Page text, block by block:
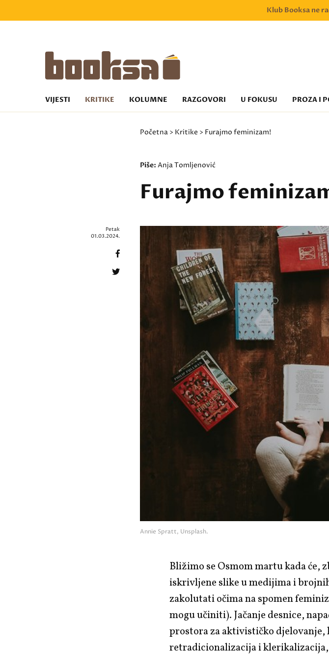
Klub Booksa ne
VIJESTI KRITIKE KOLUMNE RAZGOVORI U FOKUSU PROZA I
Početna > Kritike > Furajmo feminizam!
Piše:Anja Tomljenović
Furajmo
Annie Spratt, Unsplash.
Petak
01.03.2024.
Bližimo se Osmom martu kada
iskrivljene slike u medijima i
zakolutati očima na spomen
mogu učiniti). Jačanje desnice,
prostora za aktivističko
retradicionalizacija i klerikalizacija,